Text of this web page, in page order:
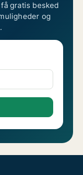
gratis besked
og